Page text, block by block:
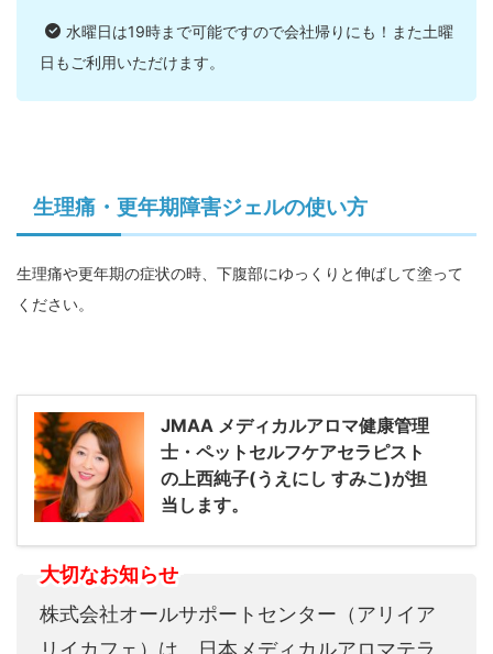
水曜日は19時まで可能ですので会社帰りにも！また土曜
日もご利用いただけます。
生理痛・更年期障害ジェルの使い方
生理痛や更年期の症状の時、下腹部にゆっくりと伸ばして塗って
ください。
JMAA メディカルアロマ健康管理
士・ペットセルフケアセラピスト
の上西純子(うえにし すみこ)が担
当します。
大切なお知らせ
株式会社オールサポートセンター（アリイア
リイカフェ）は、日本メディカルアロマテラ